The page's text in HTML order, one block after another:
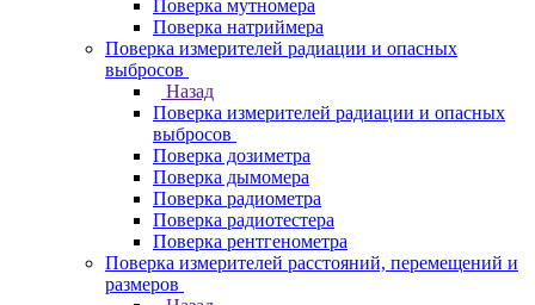
Поверка мутномера
Поверка натриймера
Поверка измерителей радиации и опасных
выбросов
Назад
Поверка измерителей радиации и опасных
выбросов
Поверка дозиметра
Поверка дымомера
Поверка радиометра
Поверка радиотестера
Поверка рентгенометра
Поверка измерителей расстояний, перемещений и
размеров